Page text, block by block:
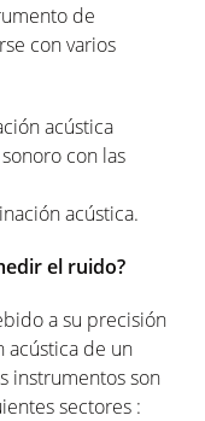
de
con varios
acústica
con las
acústica.
el ruido?
a su precisión
acústica de un
instrumentos son
sectores :